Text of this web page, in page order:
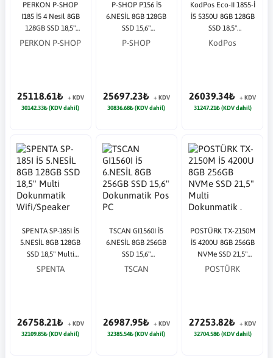
PERKON P-SHOP
I185 İ5 4 Nesil 8GB
128GB SSD 18,5"
Multi Dokunmatik
PERKON P-SHOP
25118.61₺
+ KDV
30142.33₺ (KDV dahil)
P-SHOP P156 İ5
6.NESİL 8GB 128GB
SSD 15,6"
Dokunmatik 11,6"
P-SHOP
25697.23₺
+ KDV
30836.68₺ (KDV dahil)
KodPos Eco-II 1855-İ
İ5 5350U 8GB 128GB
SSD 18,5"
Dokunmatik LCD Pos
KodPos
26039.34₺
+ KDV
31247.21₺ (KDV dahil)
SPENTA SP-185I İ5
5.NESİL 8GB 128GB
SSD 18,5" Multi
Dokunmatik
SPENTA
26758.21₺
+ KDV
32109.85₺ (KDV dahil)
TSCAN GI1560I İ5
6.NESİL 8GB 256GB
SSD 15,6"
Dokunmatik Pos PC
TSCAN
26987.95₺
+ KDV
32385.54₺ (KDV dahil)
POSTÜRK TX-2150M
İ5 4200U 8GB 256GB
NVMe SSD 21,5"
Multi Dokunmatik .
POSTÜRK
27253.82₺
+ KDV
32704.58₺ (KDV dahil)